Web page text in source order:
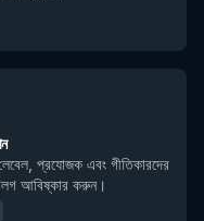
প্রযোজক এবং গীতিকারদের
আবিষ্কার করুন।